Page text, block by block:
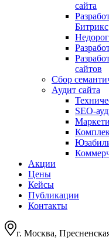
сайта
Битрикс
сайтов
Сбор
Аудит сайта
SEO-
Акции
Цены
Кейсы
Публикации
Контакты
г. Москва,